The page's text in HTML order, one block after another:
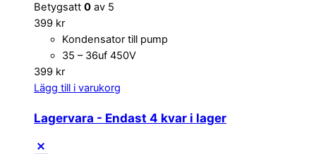
Betygsatt 0 av 5
399 kr
Kondensator till pump
35 – 36uf 450V
399 kr
Lägg till i varukorg
Lagervara - Endast 4 kvar i lager